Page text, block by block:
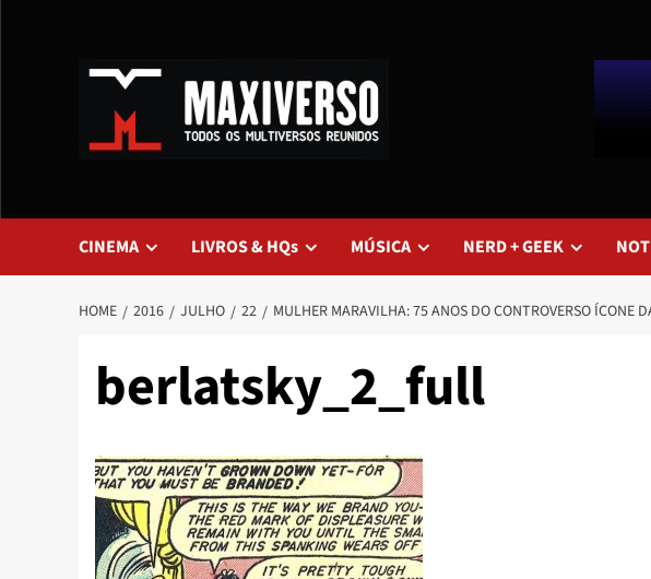
CINEMA LIVROS & HQs MÚSICA NERD + GEEK
HOME 2016 JULHO 22 MULHER MARAVILHA: 75 ANOS DO CONTROVERSO ÍCONE
berlatsky_2_full